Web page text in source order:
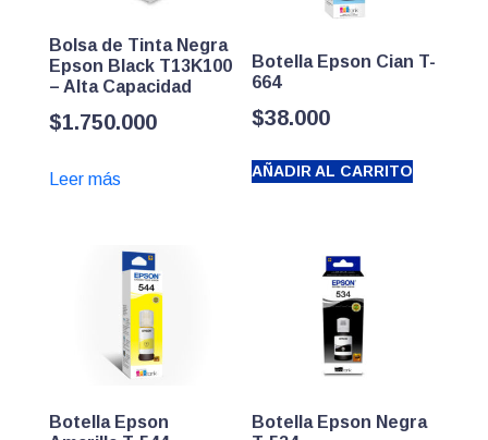
Bolsa de Tinta Negra
Epson Black T13K100
– Alta Capacidad
$1.750.000
Leer más
Botella Epson Cian T-
664
$38.000
AÑADIR AL CARRITO
Botella Epson
Botella Epson Negra